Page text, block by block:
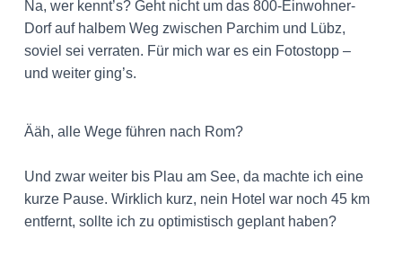
Na, wer kennt’s? Geht nicht um das 800-Einwohner-
Dorf auf halbem Weg zwischen Parchim und Lübz,
soviel sei verraten. Für mich war es ein Fotostopp –
und weiter ging’s.
Ääh, alle Wege führen nach Rom?
Und zwar weiter bis Plau am See, da machte ich eine
kurze Pause. Wirklich kurz, nein Hotel war noch 45 km
entfernt, sollte ich zu optimistisch geplant haben?